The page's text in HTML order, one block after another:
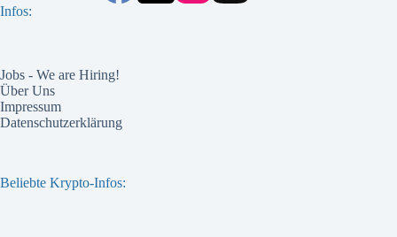
Infos:
Jobs - We are Hiring!
Über Uns
Impressum
Datenschutzerklärung
Beliebte Krypto-Infos: